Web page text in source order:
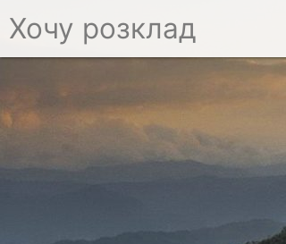
Хочу розклад